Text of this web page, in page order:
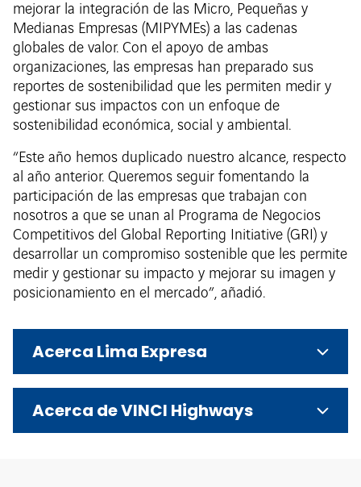
mejorar la integración de las Micro, Pequeñas y
Medianas Empresas (MIPYMEs) a las cadenas
globales de valor. Con el apoyo de ambas
organizaciones, las empresas han preparado sus
reportes de sostenibilidad que les permiten medir y
gestionar sus impactos con un enfoque de
sostenibilidad económica, social y ambiental.
“Este año hemos duplicado nuestro alcance, respecto
al año anterior. Queremos seguir fomentando la
participación de las empresas que trabajan con
nosotros a que se unan al Programa de Negocios
Competitivos del Global Reporting Initiative (GRI) y
desarrollar un compromiso sostenible que les permite
medir y gestionar su impacto y mejorar su imagen y
posicionamiento en el mercado”, añadió.
Acerca Lima Expresa
Acerca de VINCI Highways